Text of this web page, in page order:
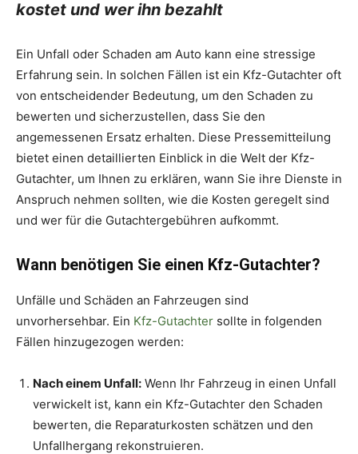
kostet und wer ihn bezahlt
Ein Unfall oder Schaden am Auto kann eine stressige
Erfahrung sein. In solchen Fällen ist ein Kfz-Gutachter oft
von entscheidender Bedeutung, um den Schaden zu
bewerten und sicherzustellen, dass Sie den
angemessenen Ersatz erhalten. Diese Pressemitteilung
bietet einen detaillierten Einblick in die Welt der Kfz-
Gutachter, um Ihnen zu erklären, wann Sie ihre Dienste in
Anspruch nehmen sollten, wie die Kosten geregelt sind
und wer für die Gutachtergebühren aufkommt.
Wann benötigen Sie einen Kfz-Gutachter?
Unfälle und Schäden an Fahrzeugen sind
unvorhersehbar. Ein Kfz-Gutachter sollte in folgenden
Fällen hinzugezogen werden:
Nach einem Unfall: Wenn Ihr Fahrzeug in einen Unfall
verwickelt ist, kann ein Kfz-Gutachter den Schaden
bewerten, die Reparaturkosten schätzen und den
Unfallhergang rekonstruieren.